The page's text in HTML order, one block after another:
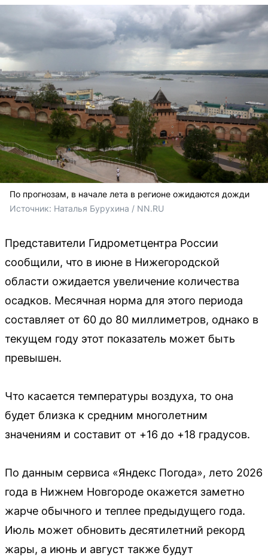
По прогнозам, в начале лета в регионе ожидаются дожди
Источник: Наталья Бурухина / NN.RU
Представители Гидрометцентра России
сообщили, что в июне в Нижегородской
области ожидается увеличение количества
осадков. Месячная норма для этого периода
составляет от 60 до 80 миллиметров, однако в
текущем году этот показатель может быть
превышен.
Что касается температуры воздуха, то она
будет близка к средним многолетним
значениям и составит от +16 до +18 градусов.
По данным сервиса «Яндекс Погода», лето 2026
года в Нижнем Новгороде окажется заметно
жарче обычного и теплее предыдущего года.
Июль может обновить десятилетний рекорд
жары, а июнь и август также будут